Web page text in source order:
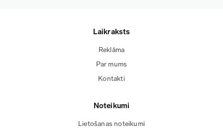
Laikraksts
Reklāma
Par mums
Kontakti
Noteikumi
Lietošanas noteikumi